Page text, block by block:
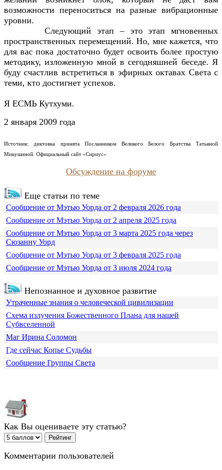
возможности переноситься на разные вибрационные
уровни.
Следующий этап – это этап мгновенных
пространственных перемещений. Но, мне кажется, что
для вас пока достаточно будет освоить более простую
методику, изложенную мной в сегодняшней беседе. Я
буду счастлив встретиться в эфирных октавах Света с
теми, кто достигнет успехов.
Я ЕСМЬ Кутхуми.
2 января 2009 года
Источник: диктовка принята Посланником Великого Белого Братства Татьяной
Микушиной. Официальный сайт «Сириус»
Обсуждение на форуме
Еще статьи по теме
Сообщение от Мэтью Уорда от 2 февраля 2026 года
Сообщение от Мэтью Уорда от 2 апреля 2025 года
Сообщение от Мэтью Уорда от 3 марта 2025 года через
Сюзанну Уорд
Сообщение от Мэтью Уорда от 3 февраля 2025 года
Сообщение от Мэтью Уорда от 3 июля 2024 года
Непознанное и духовное развитие
Утраченные знания о человеческой цивилизации
Схема излучения Божественного Плана для нашей
Субвселенной
Маг Ирина Соломон
Где сейчас Копье Судьбы
Сообщение Группы Света
Как Вы оцениваете эту статью?
Комментарии пользователей